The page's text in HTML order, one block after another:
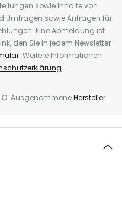
sowie Inhalte von
Umfragen sowie Anfragen für
Eine Abmeldung ist
den Sie in jedem Newsletter
. Weitere Informationen
.
€. AusgenommeneHersteller.